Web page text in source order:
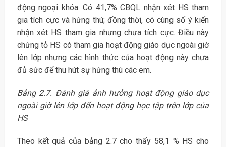
động ngoại khóa. Có 41,7% CBQL nhận xét HS tham
gia tích cực và hứng thú; đồng thời, có cùng số ý kiến
nhận xét HS tham gia nhưng chưa tích cực. Điều này
chứng tỏ HS có tham gia hoạt động giáo dục ngoài giờ
lên lớp nhưng các hình thức của hoạt động này chưa
đủ sức để thu hút sự hứng thú các em.
Bảng 2.7. Đánh giá ảnh hưởng hoạt động giáo dục
ngoài giờ lên lớp đến hoạt động học tập trên lớp của
HS
Theo kết quả của bảng 2.7 cho thấy 58,1 % HS cho